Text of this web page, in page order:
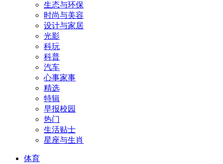
生态与环保
时尚与美容
设计与家居
光影
科玩
科普
汽车
心事家事
精选
特辑
早报校园
热门
生活贴士
星座与生肖
体育